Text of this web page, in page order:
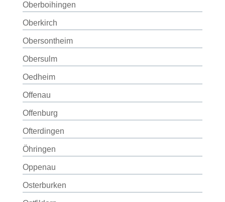
Oberboihingen
Oberkirch
Obersontheim
Obersulm
Oedheim
Offenau
Offenburg
Ofterdingen
Öhringen
Oppenau
Osterburken